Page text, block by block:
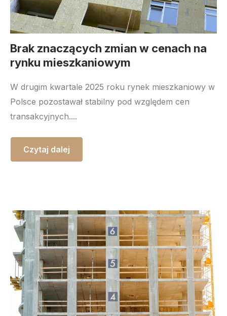
Brak znaczących zmian w cenach na
rynku mieszkaniowym
W drugim kwartale 2025 roku rynek mieszkaniowy w
Polsce pozostawał stabilny pod względem cen
transakcyjnych....
Czytaj dalej